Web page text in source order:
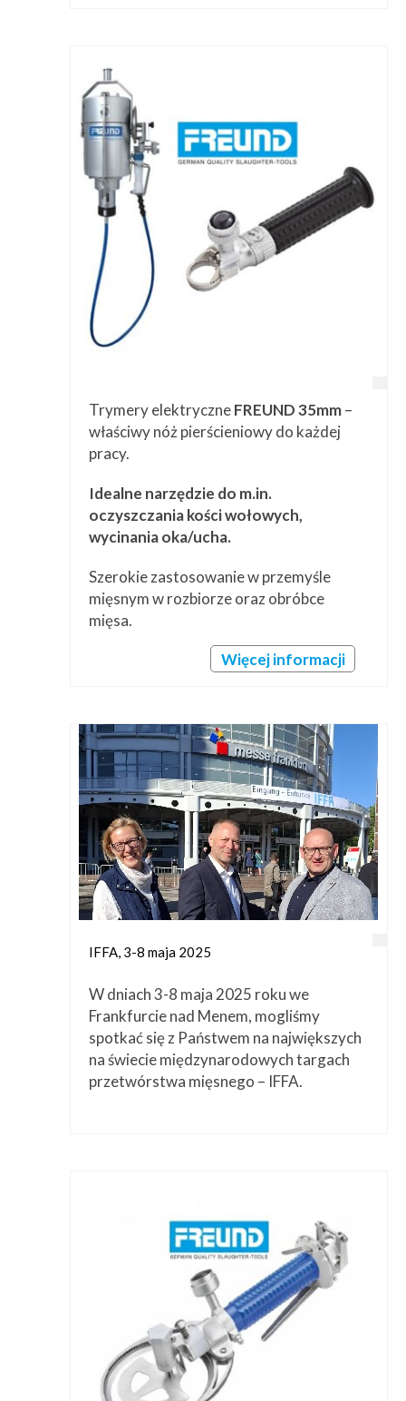
Trymery elektryczneFREUND 35mm–
właściwy nóż pierścieniowy do każdej
pracy.
Idealne narzędzie do m.in.
oczyszczania kości wołowych,
wycinania oka/ucha.
Szerokie zastosowanie w przemyśle
mięsnym w rozbiorze oraz obróbce
mięsa.
Więcej informacji
IFFA, 3-8 maja 2025
W dniach 3-8 maja 2025 roku we
Frankfurcie nad Menem, mogliśmy
spotkać się z Państwem na największych
na świecie międzynarodowych targach
przetwórstwa mięsnego – IFFA.